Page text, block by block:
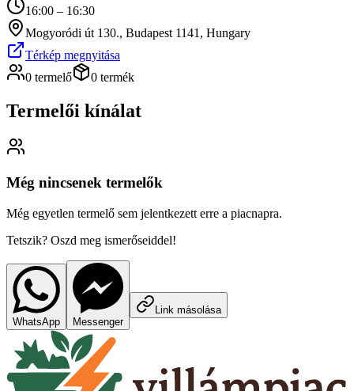
16:00 – 16:30
Mogyoródi út 130., Budapest 1141, Hungary
Térkép megnyitása
0 termelő
0 termék
Termelői kínálat
Még nincsenek termelők
Még egyetlen termelő sem jelentkezett erre a piacnapra.
Tetszik? Oszd meg ismerőseiddel!
WhatsApp Messenger
Link másolása